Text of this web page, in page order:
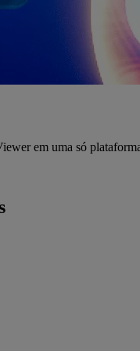
em uma só